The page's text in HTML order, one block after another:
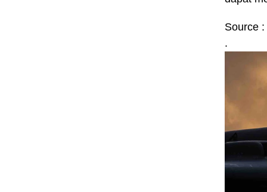
Source :
.